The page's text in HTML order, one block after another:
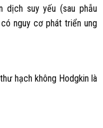
dịch suy yếu (sau phẫu
nguy cơ phát triển ung
hạch không Hodgkin là